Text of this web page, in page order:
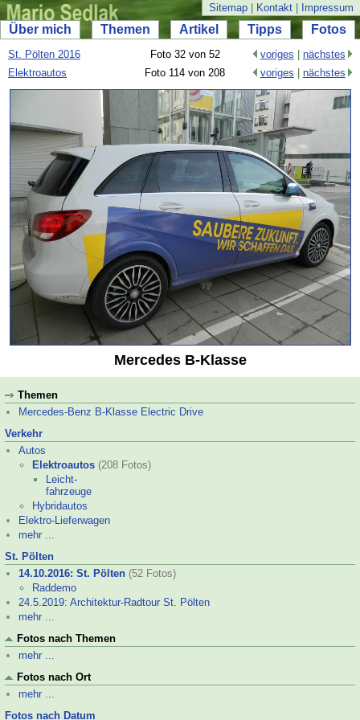
Sitemap Kontakt Impressum
Über mich Themen Artikel Tipps Fotos
St. Pölten 2016 Foto 32 von 52 voriges
nächstes
Elektroautos
Foto 114 von 208 voriges nächstes
Mercedes B-Klasse
Themen
Mercedes-Benz B-Klasse Electric Drive
Verkehr
Autos
Elektroautos (208 Fotos)
Leicht-
fahrzeuge
Hybridautos
Elektro-Lieferwagen
mehr ...
St. Pölten
14.10.2016: St. Pölten (52 Fotos)
Raddemo
24.5.2019: Architektur-Radtour St. Pölten
mehr ...
Fotos nach Themen
mehr ...
Fotos nach Ort
mehr ...
Fotos nach Datum